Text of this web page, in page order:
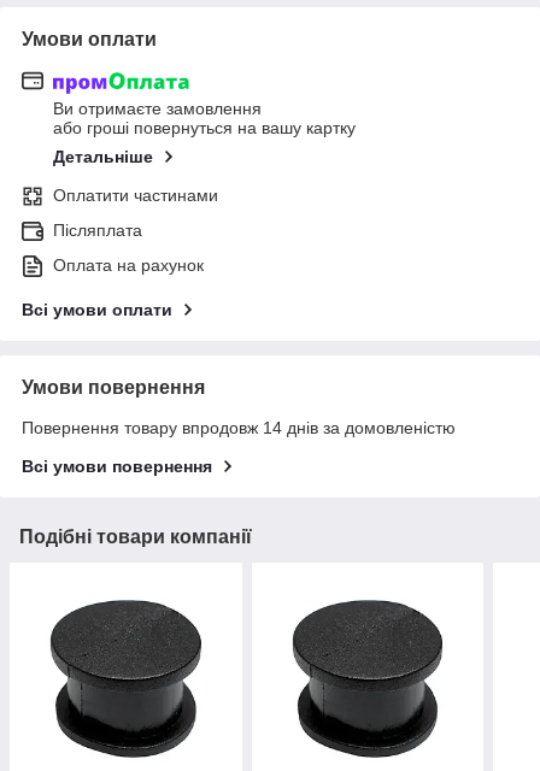
Умови оплати
Ви отримаєте замовлення
або гроші повернуться на вашу картку
Детальніше
Оплатити частинами
Післяплата
Оплата на рахунок
Всі умови оплати
Умови повернення
Повернення товару впродовж 14 днів за домовленістю
Всі умови повернення
Подібні товари компанії